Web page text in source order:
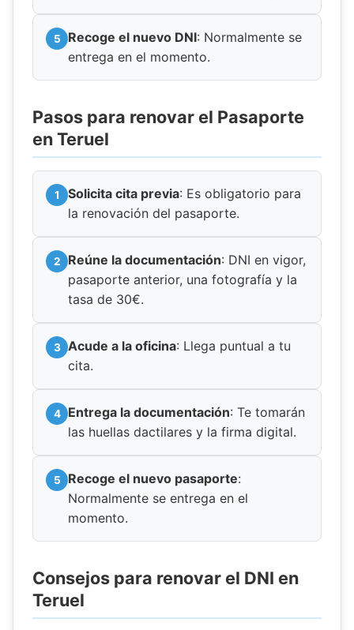
Recoge el nuevo DNI: Normalmente se
entrega en el momento.
Pasos para renovar el Pasaporte
en Teruel
Solicita cita previa: Es obligatorio para
la renovación del pasaporte.
Reúne la documentación: DNI en vigor,
pasaporte anterior, una fotografía y la
tasa de 30€.
Acude a la oficina: Llega puntual a tu
cita.
Entrega la documentación: Te tomarán
las huellas dactilares y la firma digital.
Recoge el nuevo pasaporte:
Normalmente se entrega en el
momento.
Consejos para renovar el DNI en
Teruel